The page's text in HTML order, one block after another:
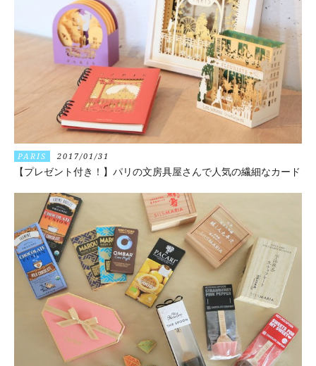
PARIS 2017/01/31
【プレゼント付き！】パリの文房具屋さんで人気の繊細なカード